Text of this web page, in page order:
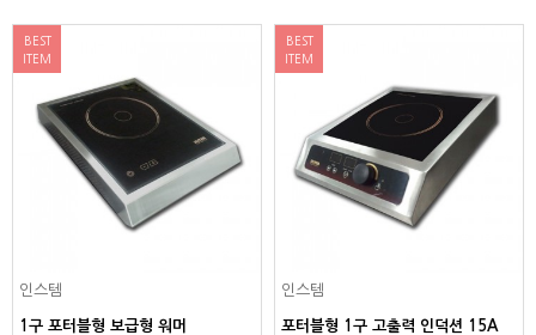
BEST
ITEM
인스템
1구 포터블형 보급형 워머
BEST
ITEM
인스템
포터블형 1구 고출력 인덕션 15A